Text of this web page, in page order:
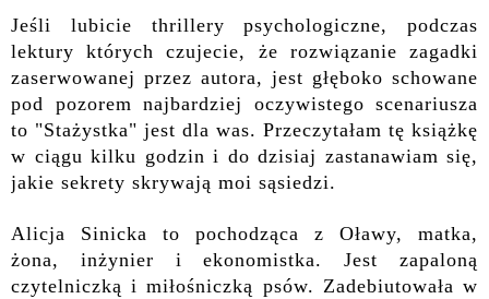
Jeśli lubicie thrillery psychologiczne, podczas
lektury których czujecie, że rozwiązanie zagadki
zaserwowanej przez autora, jest głęboko schowane
pod pozorem najbardziej oczywistego scenariusza
to "Stażystka" jest dla was. Przeczytałam tę książkę
w ciągu kilku godzin i do dzisiaj zastanawiam się,
jakie sekrety skrywają moi sąsiedzi.
Alicja Sinicka to pochodząca z Oławy, matka,
żona, inżynier i ekonomistka. Jest zapaloną
czytelniczką i miłośniczką psów. Zadebiutowała w